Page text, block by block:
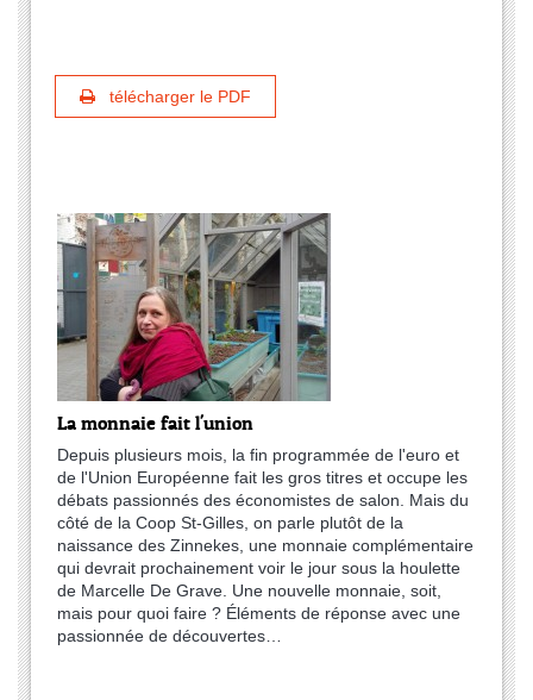
télécharger le PDF
La monnaie fait l'union
Depuis plusieurs mois, la fin programmée de l'euro et
de l'Union Européenne fait les gros titres et occupe les
débats passionnés des économistes de salon. Mais du
côté de la Coop St-Gilles, on parle plutôt de la
naissance des Zinnekes, une monnaie complémentaire
qui devrait prochainement voir le jour sous la houlette
de Marcelle De Grave. Une nouvelle monnaie, soit,
mais pour quoi faire ? Éléments de réponse avec une
passionnée de découvertes…